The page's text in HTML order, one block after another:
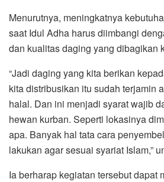
Menurutnya, meningkatnya
saat Idul Adha harus diimbangi
dan kualitas daging yang dibagikan
“Jadi daging yang kita berikan
kita distribusikan itu sudah terjamin
halal. Dan ini menjadi syarat wajib
hewan kurban. Seperti lokasinya
apa. Banyak hal tata cara
lakukan agar sesuai syariat Islam,”
Ia berharap kegiatan tersebut dapat